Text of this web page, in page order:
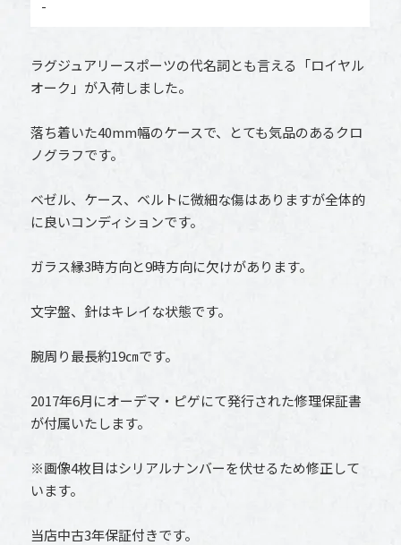
-
ラグジュアリースポーツの代名詞とも言える「ロイヤル
オーク」が入荷しました。
落ち着いた40mm幅のケースで、とても気品のあるクロ
ノグラフです。
ベゼル、ケース、ベルトに微細な傷はありますが全体的
に良いコンディションです。
ガラス縁3時方向と9時方向に欠けがあります。
文字盤、針はキレイな状態です。
腕周り最長約19㎝です。
2017年6月にオーデマ・ピゲにて発行された修理保証書
が付属いたします。
※画像4枚目はシリアルナンバーを伏せるため修正して
います。
当店中古3年保証付きです。